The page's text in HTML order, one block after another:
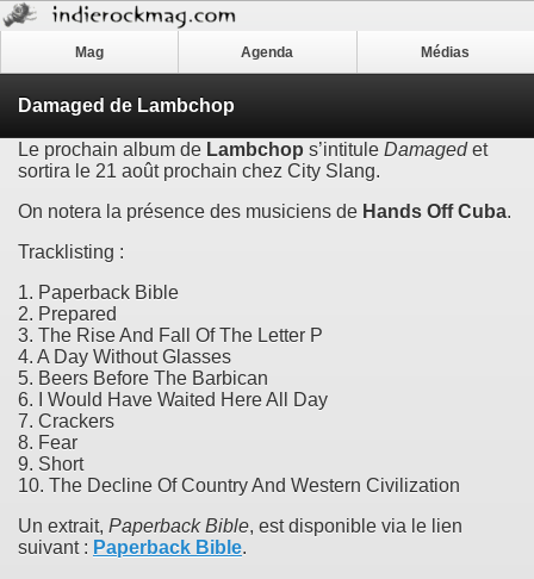
Mag Agenda Médias
Damaged de Lambchop
Le prochain album de Lambchop s’intitule Damagedet
sortira le 21 août prochain chez City Slang.
On notera la présence des musiciens de Hands Off Cuba.
Tracklisting :
1. Paperback Bible
2. Prepared
3. The Rise And Fall Of The Letter P
4. A Day Without Glasses
5. Beers Before The Barbican
6. I Would Have Waited Here All Day
7. Crackers
8. Fear
9. Short
10. The Decline Of Country And Western Civilization
Un extrait, Paperback Bible, est disponible via le lien
suivant : Paperback Bible.